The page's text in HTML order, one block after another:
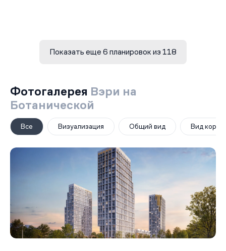
Показать еще 6 планировок из 118
Фотогалерея Вэри на
Ботанической
Все Визуализация Общий вид Вид